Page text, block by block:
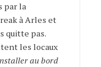
par la
à Arles et
quitte pas.
les locaux
au bord